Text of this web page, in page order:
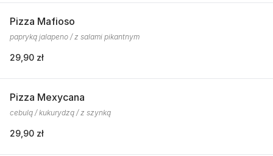
Pizza Mafioso
papryką jalapeno / z salami pikantnym
29,90 zł
Pizza Mexycana
cebulą / kukurydzą / z szynką
29,90 zł